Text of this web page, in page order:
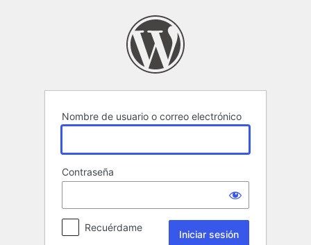
Nombre de usuario o correo electrónico
Contraseña
Recuérdame